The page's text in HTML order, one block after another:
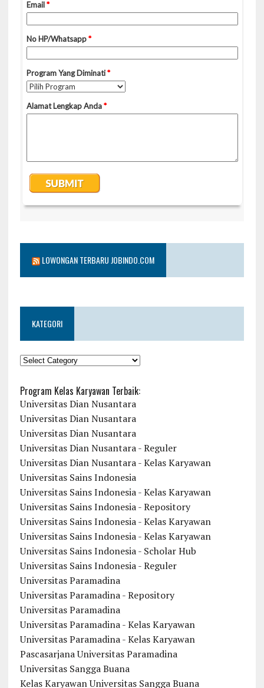
LOWONGAN TERBARU JOBINDO.COM
KATEGORI
KATEGORI
Program Kelas Karyawan Terbaik:
Universitas Dian Nusantara
Universitas Dian Nusantara
Universitas Dian Nusantara
Universitas Dian Nusantara - Reguler
Universitas Dian Nusantara - Kelas Karyawan
Universitas Sains Indonesia
Universitas Sains Indonesia - Kelas Karyawan
Universitas Sains Indonesia - Repository
Universitas Sains Indonesia - Kelas Karyawan
Universitas Sains Indonesia - Kelas Karyawan
Universitas Sains Indonesia - Scholar Hub
Universitas Sains Indonesia - Reguler
Universitas Paramadina
Universitas Paramadina - Repository
Universitas Paramadina
Universitas Paramadina - Kelas Karyawan
Universitas Paramadina - Kelas Karyawan
Pascasarjana Universitas Paramadina
Universitas Sangga Buana
Kelas Karyawan Universitas Sangga Buana